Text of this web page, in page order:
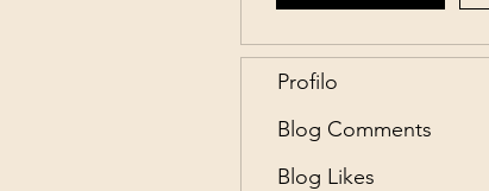
Profilo
Blog Comments
Blog Likes